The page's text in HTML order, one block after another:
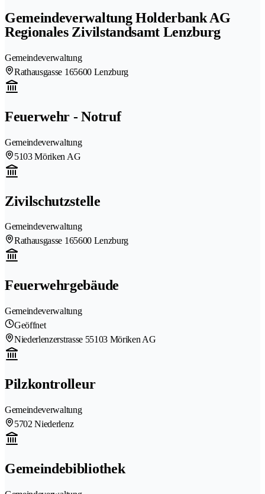
Gemeindeverwaltung Holderbank AG
Regionales Zivilstandsamt Lenzburg
Gemeindeverwaltung
Rathausgasse 165600 Lenzburg
Feuerwehr - Notruf
Gemeindeverwaltung
5103 Möriken AG
Zivilschutzstelle
Gemeindeverwaltung
Rathausgasse 165600 Lenzburg
Feuerwehrgebäude
Gemeindeverwaltung
Geöffnet
Niederlenzerstrasse 55103 Möriken AG
Pilzkontrolleur
Gemeindeverwaltung
5702 Niederlenz
Gemeindebibliothek